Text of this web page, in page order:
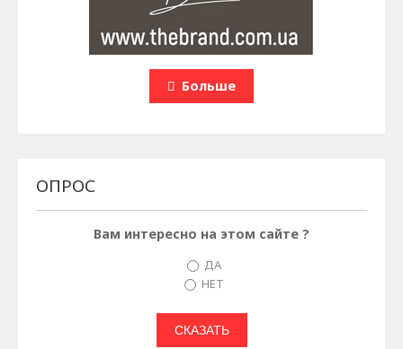
Больше
ОПРОС
Вам интересно на этом сайте ?
ДА
НЕТ